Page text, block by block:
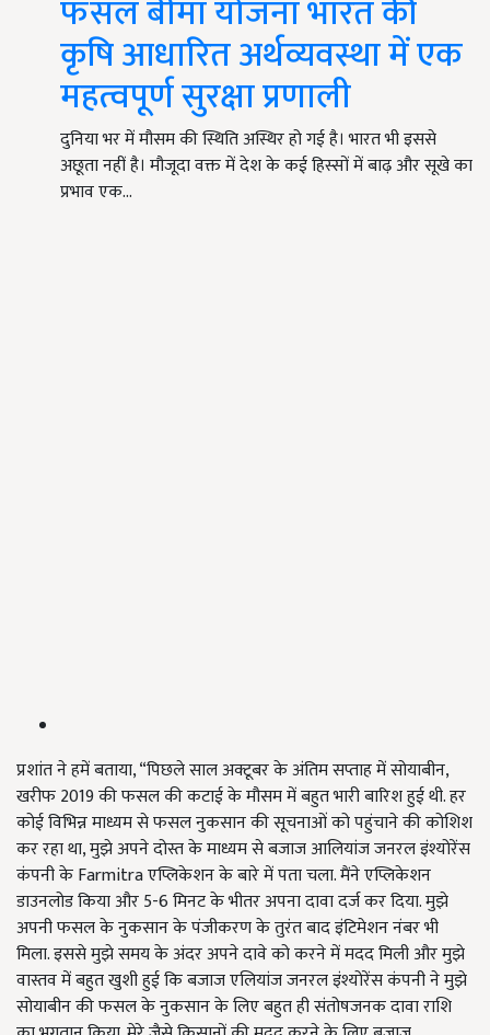
फसल बीमा योजना भारत की
कृषि आधारित अर्थव्यवस्था में एक
महत्वपूर्ण सुरक्षा प्रणाली
दुनिया भर में मौसम की स्थिति अस्थिर हो गई है। भारत भी इससे
अछूता नहीं है। मौजूदा वक्त में देश के कई हिस्सों में बाढ़ और सूखे का
प्रभाव एक…
प्रशांत ने हमें बताया, “पिछले साल अक्टूबर के अंतिम सप्ताह में सोयाबीन,
खरीफ 2019 की फसल की कटाई के मौसम में बहुत भारी बारिश हुई थी. हर
कोई विभिन्न माध्यम से फसल नुकसान की सूचनाओं को पहुंचाने की कोशिश
कर रहा था, मुझे अपने दोस्त के माध्यम से बजाज आलियांज जनरल इंश्योरेंस
कंपनी के Farmitra एप्लिकेशन के बारे में पता चला. मैंने एप्लिकेशन
डाउनलोड किया और 5-6 मिनट के भीतर अपना दावा दर्ज कर दिया. मुझे
अपनी फसल के नुकसान के पंजीकरण के तुरंत बाद इंटिमेशन नंबर भी
मिला. इससे मुझे समय के अंदर अपने दावे को करने में मदद मिली और मुझे
वास्तव में बहुत खुशी हुई कि बजाज एलियांज जनरल इंश्योरेंस कंपनी ने मुझे
सोयाबीन की फसल के नुकसान के लिए बहुत ही संतोषजनक दावा राशि